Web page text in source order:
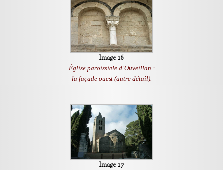
Image 16
Église paroissiale d’Ouveillan :
la façade ouest (autre détail).
Image 17